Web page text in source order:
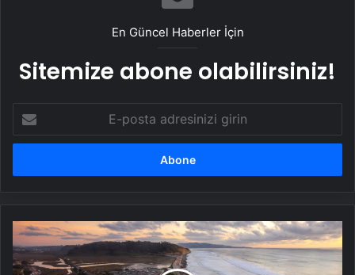
En Güncel Haberler İçin
Sitemize abone olabilirsiniz!
posta
adresinizi
NASA'dan
Kaliforniya
için